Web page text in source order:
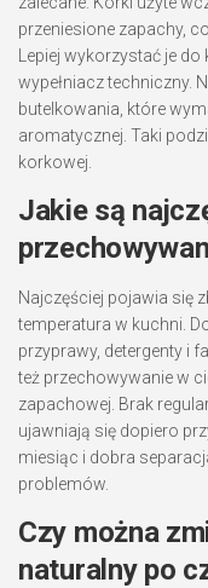
przeniesione zapachy,
Lepiej wykorzystać je
wypełniacz techniczny.
butelkowania, które
aromatycznej. Taki
korkowej.
Jakie są
Najczęściej pojawia się
temperatura w kuchni.
przyprawy, detergenty i
też przechowywanie w
zapachowej. Brak
ujawniają się dopiero
miesiąc i dobra
problemów.
Czy można
naturalny po